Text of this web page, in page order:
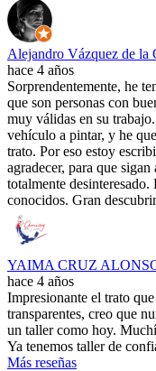
Alejandro Vázquez de la
hace 4 años
Sorprendentemente, he
que son personas con
muy válidas en su
vehículo a pintar, y he
trato. Por eso estoy
agradecer, para que
totalmente
conocidos. Gran
YAIMA CRUZ
hace 4 años
Impresionante el trato
transparentes, creo que
un taller como hoy.
Ya tenemos taller de
Más reseñas